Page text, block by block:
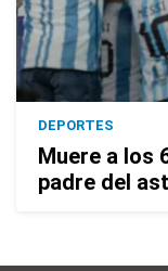
DEPORTES
Muere a los
padre del